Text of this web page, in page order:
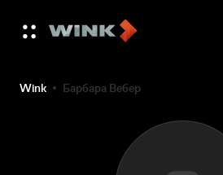
Wink Барбара Вебер